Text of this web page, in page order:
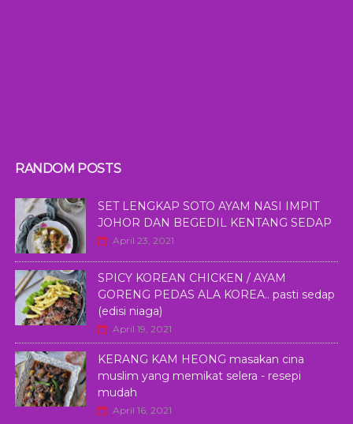
RANDOM POSTS
SET LENGKAP SOTO AYAM NASI IMPIT
JOHOR DAN BEGEDIL KENTANG SEDAP
April 23, 2021
SPICY KOREAN CHICKEN / AYAM
GORENG PEDAS ALA KOREA.. pasti sedap
(edisi niaga)
April 19, 2021
KERANG KAM HEONG masakan cina
muslim yang memikat selera - resepi
mudah
April 16, 2021